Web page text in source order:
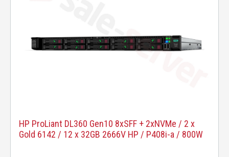
HP ProLiant DL360 Gen10 8xSFF + 2xNVMe / 2 x
Gold 6142 / 12 x 32GB 2666V HP / P408i-a / 800W